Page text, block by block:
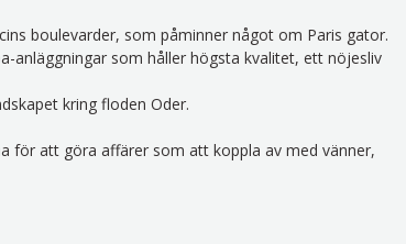
boulevarder, som påminner något om Paris gator.
anläggningar som håller högsta kvalitet, ett nöjesliv
kring floden Oder.
för att göra affärer som att koppla av med vänner,